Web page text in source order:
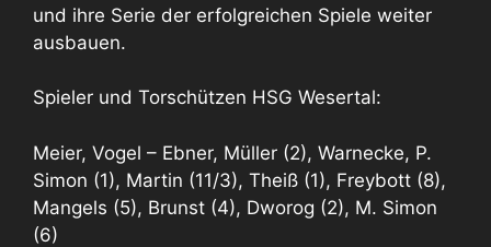
und ihre Serie der erfolgreichen Spiele weiter
ausbauen.
Spieler und Torschützen HSG Wesertal:
Meier, Vogel – Ebner, Müller (2), Warnecke, P.
Simon (1), Martin (11/3), Theiß (1), Freybott (8),
Mangels (5), Brunst (4), Dworog (2), M. Simon
(6)